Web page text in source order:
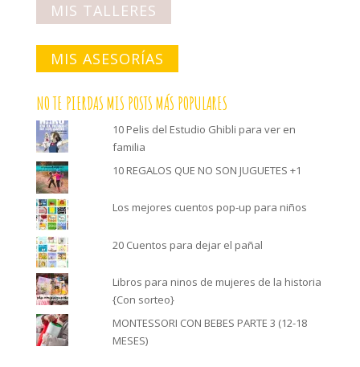
MIS TALLERES
MIS ASESORÍAS
NO TE PIERDAS MIS POSTS MÁS POPULARES
10 Pelis del Estudio Ghibli para ver en
familia
10 REGALOS QUE NO SON JUGUETES +1
Los mejores cuentos pop-up para niños
20 Cuentos para dejar el pañal
Libros para ninos de mujeres de la historia
{Con sorteo}
MONTESSORI CON BEBES PARTE 3 (12-18
MESES)